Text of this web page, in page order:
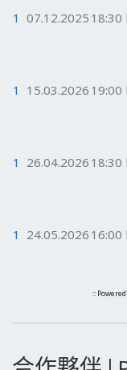
1 07.12.2025 18:30
1 15.03.2026 19:00
1 26.04.2026 18:30
1 24.05.2026 16:00
::